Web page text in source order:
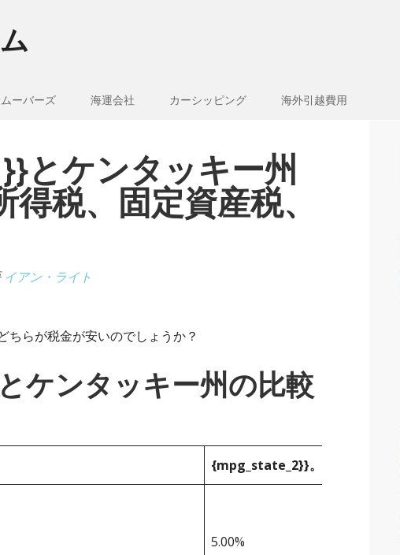
ーバーズ 海運会社 カーシッピング 海外引越費用
とケンタッキー州
税、固定資産税、
イアン・ライト
らが税金が安いのでしょうか？
ケンタッキー州の比較
{mpg_state_2}}。
5.00%